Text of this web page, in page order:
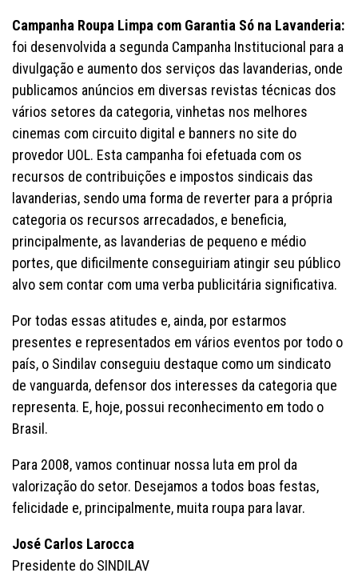
Campanha Roupa Limpa com Garantia Só na Lavanderia:
foi desenvolvida a segunda Campanha Institucional para a
divulgação e aumento dos serviços das lavanderias, onde
publicamos anúncios em diversas revistas técnicas dos
vários setores da categoria, vinhetas nos melhores
cinemas com circuito digital e banners no site do
provedor UOL. Esta campanha foi efetuada com os
recursos de contribuições e impostos sindicais das
lavanderias, sendo uma forma de reverter para a própria
categoria os recursos arrecadados, e beneficia,
principalmente, as lavanderias de pequeno e médio
portes, que dificilmente conseguiriam atingir seu público
alvo sem contar com uma verba publicitária significativa.
Por todas essas atitudes e, ainda, por estarmos
presentes e representados em vários eventos por todo o
país, o Sindilav conseguiu destaque como um sindicato
de vanguarda, defensor dos interesses da categoria que
representa. E, hoje, possui reconhecimento em todo o
Brasil.
Para 2008, vamos continuar nossa luta em prol da
valorização do setor. Desejamos a todos boas festas,
felicidade e, principalmente, muita roupa para lavar.
José Carlos Larocca
Presidente do SINDILAV